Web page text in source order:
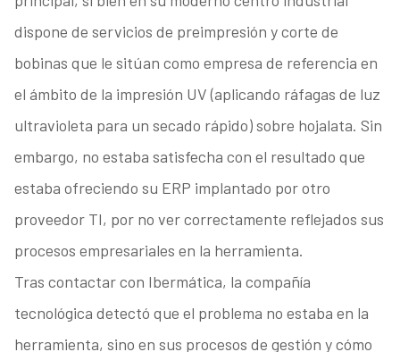
dispone de servicios de preimpresión y corte de
bobinas que le sitúan como empresa de referencia en
el ámbito de la impresión UV (aplicando ráfagas de luz
ultravioleta para un secado rápido) sobre hojalata. Sin
embargo, no estaba satisfecha con el resultado que
estaba ofreciendo su ERP implantado por otro
proveedor TI, por no ver correctamente reflejados sus
procesos empresariales en la herramienta.
Tras contactar con Ibermática, la compañía
tecnológica detectó que el problema no estaba en la
herramienta, sino en sus procesos de gestión y cómo